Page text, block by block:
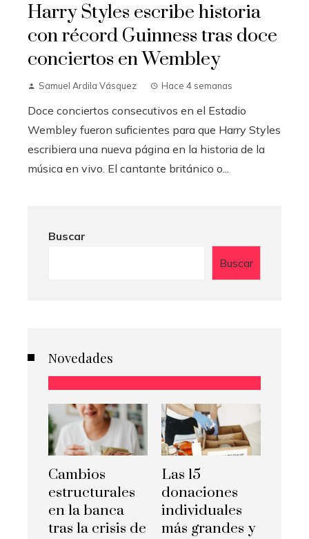
Harry Styles escribe historia
con récord Guinness tras doce
conciertos en Wembley
Samuel Ardila Vásquez Hace 4 semanas
Doce conciertos consecutivos en el Estadio
Wembley fueron suficientes para que Harry Styles
escribiera una nueva página en la historia de la
música en vivo. El cantante británico o...
Buscar
Buscar
Novedades
Cambios
estructurales
en la banca
tras la crisis de
Las 15
donaciones
individuales
más grandes y